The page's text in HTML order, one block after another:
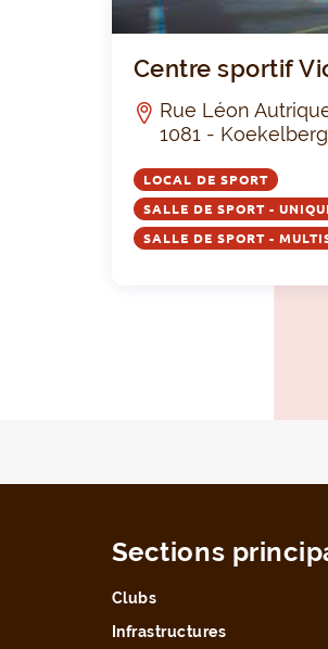
Centre sportif
Rue Léon
1081 - Koekelberg
LOCAL DE SPORT
SALLE DE SPORT -
SALLE DE SPORT -
Sections
Clubs
Infrastructures